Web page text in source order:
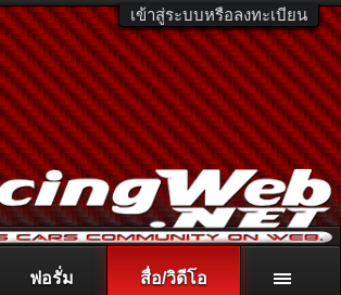
เข้าสู่ระบบหรือลงทะเบียน
racingweb@gmail.comหรือโทร. 081-811-1138
ฟอรั่ม สื่อ/วิดีโอ